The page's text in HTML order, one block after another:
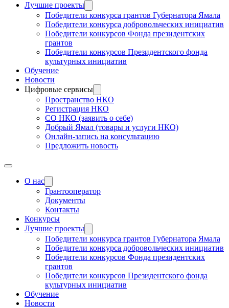
Лучшие проекты
Победители конкурса грантов Губернатора Ямала
Победители конкурса добровольческих инициатив
Победители конкурсов Фонда президентских
грантов
Победители конкурсов Президентского фонда
культурных инициатив
Обучение
Новости
Цифровые сервисы
Пространство НКО
Регистрация НКО
СО НКО (заявить о себе)
Добрый Ямал (товары и услуги НКО)
Онлайн-запись на консультацию
Предложить новость
О нас
Грантооператор
Документы
Контакты
Конкурсы
Лучшие проекты
Победители конкурса грантов Губернатора Ямала
Победители конкурса добровольческих инициатив
Победители конкурсов Фонда президентских
грантов
Победители конкурсов Президентского фонда
культурных инициатив
Обучение
Новости